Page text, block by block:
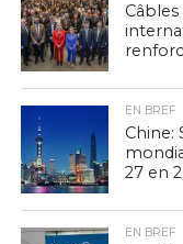
EN BREF
Chine:
27 en
EN BREF